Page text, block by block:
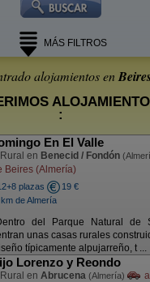
MÁS FILTROS
alojamientos en
:
En El Valle
en Benecid / Fondón
Beires (Almería)
plazas
19 €
de Almería
del Parque Natural de
unas casas rurales
típicamente alpujarreño, t ...
Lorenzo y Reondo
en Abrucena (Almería) a